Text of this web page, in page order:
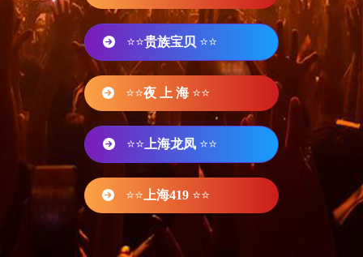
⭐⭐贵族宝贝 ⭐⭐
⭐⭐夜 上 海 ⭐⭐
⭐⭐ 上海龙凤 ⭐⭐
⭐⭐ 上海419 ⭐⭐